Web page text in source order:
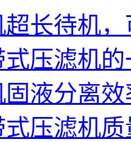
长待机
式压滤机
液分离
压滤机